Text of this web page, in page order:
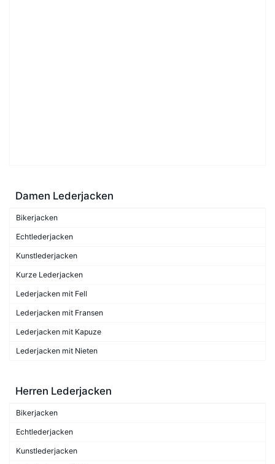
Damen Lederjacken
Bikerjacken
Echtlederjacken
Kunstlederjacken
Kurze Lederjacken
Lederjacken mit Fell
Lederjacken mit Fransen
Lederjacken mit Kapuze
Lederjacken mit Nieten
Herren Lederjacken
Bikerjacken
Echtlederjacken
Kunstlederjacken